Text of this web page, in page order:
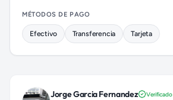
MÉTODOS DE PAGO
Efectivo Transferencia Tarjeta
Jorge Garcia Fernandez Verificado